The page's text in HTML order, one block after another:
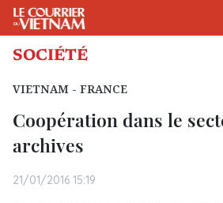
SOCIÉTÉ
VIETNAM - FRANCE
Coopération dans le
archives
21/01/2016 15:19